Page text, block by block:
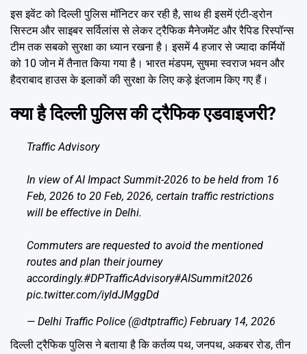
इस इवेंट को दिल्ली पुलिस मॉनिटर कर रही है, साथ ही इसमें एंटी-ड्रोन
सिस्टम और साइबर सर्विलांस से लेकर ट्रैफिक मैनेजमेंट और रैपिड रिस्पॉन्स
टीम तक सबको सुरक्षा का ध्यान रखना है। इसमें 4 हजार से ज्यादा कर्मियों
को 10 जोन में तैनात किया गया है। भारत मंडपम, सुषमा स्वराज भवन और
हैदराबाद हाउस के इलाकों की सुरक्षा के लिए कड़े इंतजाम किए गए हैं।
क्या है दिल्ली पुलिस की ट्रैफिक एडवाइजरी?
Traffic Advisory
In view of AI Impact Summit-2026 to be held from 16
Feb, 2026 to 20 Feb, 2026, certain traffic restrictions
will be effective in Delhi.
Commuters are requested to avoid the mentioned
routes and plan their journey
accordingly.#DPTrafficAdvisory#AISummit2026
pic.twitter.com/iyldJMggDd
— Delhi Traffic Police (@dtptraffic) February 14, 2026
दिल्ली ट्रैफिक पुलिस ने बताया है कि कर्तव्य पथ, जनपथ, अकबर रोड, तीन